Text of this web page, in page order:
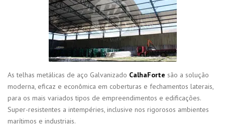
As telhas metálicas de aço Galvanizado CalhaForte são a solução
moderna, eficaz e econômica em coberturas e fechamentos laterais,
para os mais variados tipos de empreendimentos e edificações.
Super-resistentes a intempéries, inclusive nos rigorosos ambientes
marítimos e industriais.